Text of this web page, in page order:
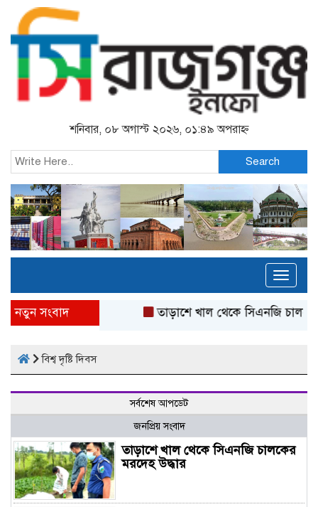
শনিবার, ০৮ অগাস্ট ২০২৬, ০১:৪৯ অপরাহ্ন
Search
নতুন সংবাদ তাড়াশে খাল থেকে সিএনজি চালকের
বিশ্ব দৃষ্টি দিবস
সর্বশেষ আপডেট
জনপ্রিয় সংবাদ
তাড়াশে খাল থেকে সিএনজি চালকের
মরদেহ উদ্ধার